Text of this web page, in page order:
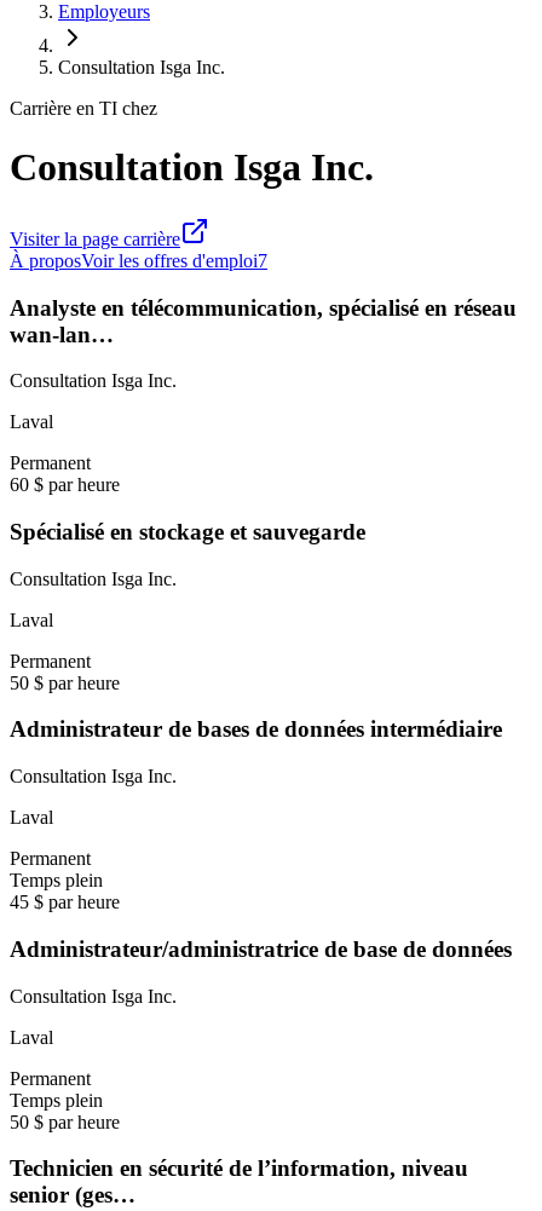
Employeurs
Consultation Isga Inc.
Carrière en TI chez
Consultation Isga Inc.
Visiter la page carrière
À proposVoir les offres d'emploi7
Analyste en télécommunication, spécialisé en réseau
wan-lan…
Consultation Isga Inc.
Laval
Permanent
60 $ par heure
Spécialisé en stockage et sauvegarde
Consultation Isga Inc.
Laval
Permanent
50 $ par heure
Administrateur de bases de données intermédiaire
Consultation Isga Inc.
Laval
Permanent
Temps plein
45 $ par heure
Administrateur/administratrice de base de données
Consultation Isga Inc.
Laval
Permanent
Temps plein
50 $ par heure
Technicien en sécurité de l’information, niveau
senior (ges…